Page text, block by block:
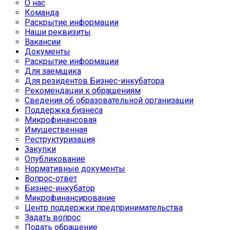
О нас
Команда
Раскрытие информации
Наши реквизиты
Вакансии
Документы
Раскрытие информации
Для заемщика
Для резидентов Бизнес-инкубатора
Рекомендации к обращениям
Сведения об образовательной организации
Поддержка бизнеса
Микрофинансовая
Имущественная
Реструктуризация
Закупки
Опубликование
Нормативные документы
Вопрос-ответ
Бизнес-инкубатор
Микрофинансирование
Центр поддержки предпринимательства
Задать вопрос
Подать обращение